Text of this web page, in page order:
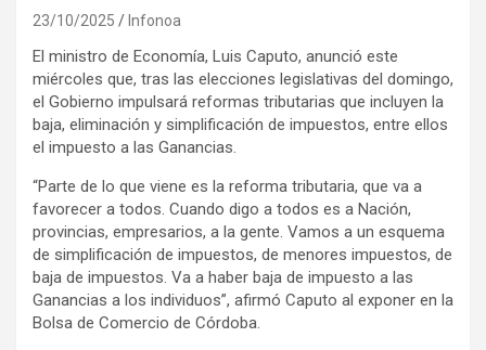
23/10/2025 Infonoa
El ministro de Economía, Luis Caputo, anunció este
miércoles que, tras las elecciones legislativas del domingo,
el Gobierno impulsará reformas tributarias que incluyen la
baja, eliminación y simplificación de impuestos, entre ellos
el impuesto a las Ganancias.
“Parte de lo que viene es la reforma tributaria, que va a
favorecer a todos. Cuando digo a todos es a Nación,
provincias, empresarios, a la gente. Vamos a un esquema
de simplificación de impuestos, de menores impuestos, de
baja de impuestos. Va a haber baja de impuesto a las
Ganancias a los individuos”, afirmó Caputo al exponer en la
Bolsa de Comercio de Córdoba.